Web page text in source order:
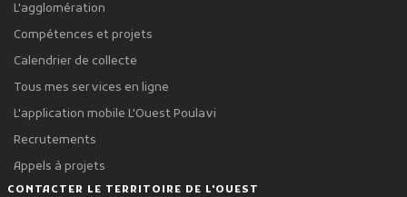
L'agglomération
Compétences et projets
Calendrier de collecte
Tous mes services en ligne
L'application mobile L'Ouest Poulavi
Recrutements
Appels à projets
CONTACTER LE TERRITOIRE DE L'OUEST